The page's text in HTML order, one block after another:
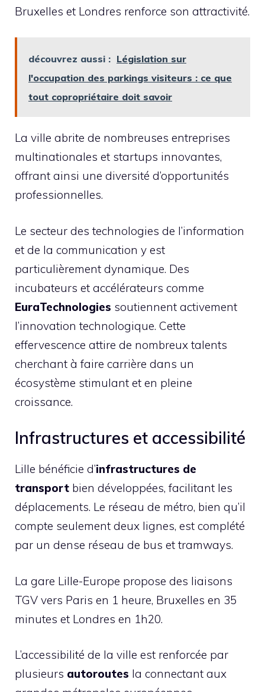
Bruxelles et Londres renforce son attractivité.
découvrez aussi : Législation sur
l'occupation des parkings visiteurs : ce que
tout copropriétaire doit savoir
La ville abrite de nombreuses entreprises
multinationales et startups innovantes,
offrant ainsi une diversité d’opportunités
professionnelles.
Le secteur des technologies de l’information
et de la communication y est
particulièrement dynamique. Des
incubateurs et accélérateurs comme
EuraTechnologies soutiennent activement
l’innovation technologique. Cette
effervescence attire de nombreux talents
cherchant à faire carrière dans un
écosystème stimulant et en pleine
croissance.
Infrastructures et accessibilité
Lille bénéficie d’infrastructures de
transport bien développées, facilitant les
déplacements. Le réseau de métro, bien qu’il
compte seulement deux lignes, est complété
par un dense réseau de bus et tramways.
La gare Lille-Europe propose des liaisons
TGV vers Paris en 1 heure, Bruxelles en 35
minutes et Londres en 1h20.
L’accessibilité de la ville est renforcée par
plusieurs autoroutes la connectant aux